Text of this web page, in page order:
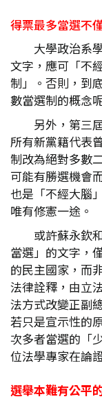
得票最多當選不
大學政治系
文字，應可「不
制」。否則，到
數當選制的概念
另外，第三
所有新黨籍代表
制改為絕對多數
可能有勝選機會
也是「不經大腦
唯有修憲一途。
或許蘇永欽
當選」的文字，
的民主國家，而
法律詮釋，由立
法方式改變正副
若只是宣示性的
次多者當選的「
位法學專家在論
選舉本難有公平